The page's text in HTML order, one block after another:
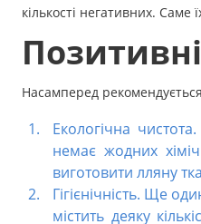
Бренди
ВСІ КАТЕГОРІЇ
кількості негативних. Саме
Насамперед
Екологічна
немає жодних
виготовити лляну
Гігієнічність. Ще
містить деяку